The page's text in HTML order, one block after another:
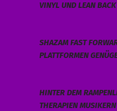
VINYL UND LEAN
SHAZAM FAST
PLATTFORMEN
HINTER DEM
THERAPIEN